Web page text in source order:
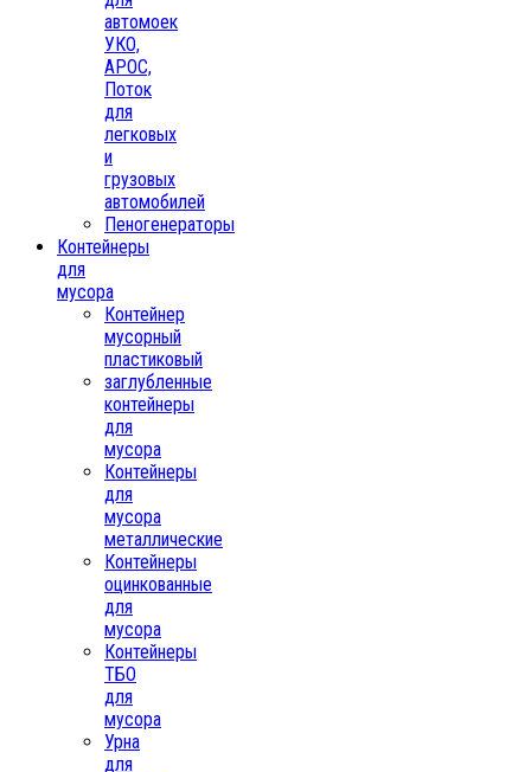
автомоек
УКО,
АРОС,
Поток
для
легковых
и
грузовых
автомобилей
Пеногенераторы
Контейнеры
для
мусора
Контейнер
мусорный
пластиковый
заглубленные
контейнеры
для
мусора
Контейнеры
для
мусора
металлические
Контейнеры
оцинкованные
для
мусора
Контейнеры
ТБО
для
мусора
Урна
для